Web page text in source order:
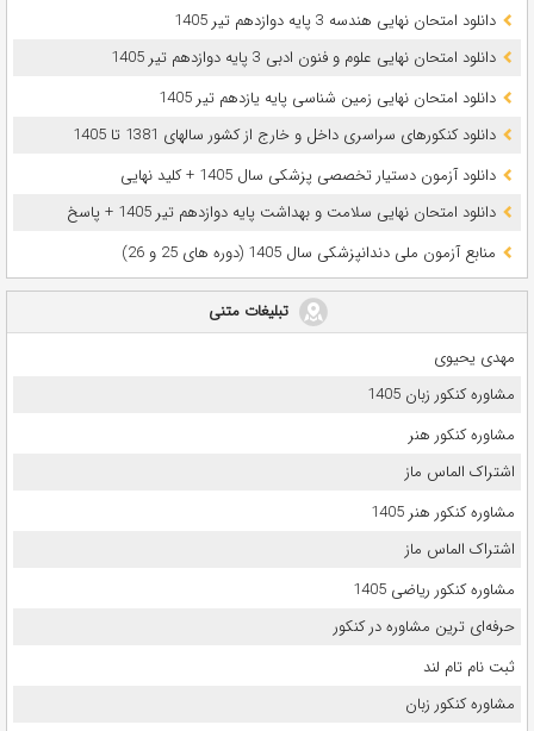
دانلود امتحان نهایی هندسه 3 پایه دوازدهم تیر 1405
دانلود امتحان نهایی علوم و فنون ادبی 3 پایه دوازدهم تیر 1405
دانلود امتحان نهایی زمین شناسی پایه یازدهم تیر 1405
دانلود کنکورهای سراسری داخل و خارج از کشور سالهای 1381 تا 1405
دانلود آزمون دستیار تخصصی پزشکی سال 1405 + کلید نهایی
دانلود امتحان نهایی سلامت و بهداشت پایه دوازدهم تیر 1405 + پاسخ
ﻣﻨﺎﺑﻊ آزﻣﻮن ﻣﻠﯽ دندانپزشکی سال 1405 (دوره های 25 و 26)
تبلیغات متنی
مهدی یحیوی
مشاوره کنکور زبان 1405
مشاوره کنکور هنر
اشتراک الماس ماز
مشاوره کنکور هنر 1405
اشتراک الماس ماز
مشاوره کنکور ریاضی 1405
حرفه‌ای ترین مشاوره در کنکور
ثبت نام تام لند
مشاوره کنکور زبان